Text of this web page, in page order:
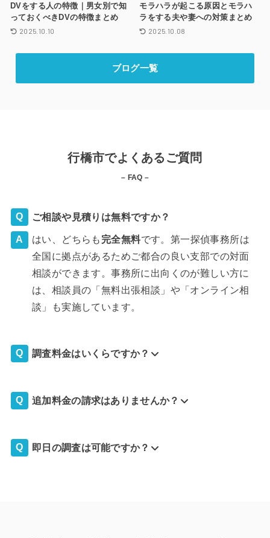
DVをする人の特徴｜男女別で知
っておくべきDVの特徴まとめ
2025.10.10
モラハラが起こる原因とモラハ
ラをする夫や妻への対策まとめ
2025.10.08
ブログ一覧
行橋市でよくあるご質問
– FAQ –
ご相談や見積りは無料ですか？
はい、どちらも 完全無料です。第一探偵事務所は
全国に拠点があるためご都合の良い支部での対面
相談ができます。事務所に出向くのが難しい方に
は、相談員の「無料出張相談」や「オンライン相
談」も実施しています。
調査料金はいくらですか？
追加料金の請求はありませんか？
即日の調査は可能ですか？